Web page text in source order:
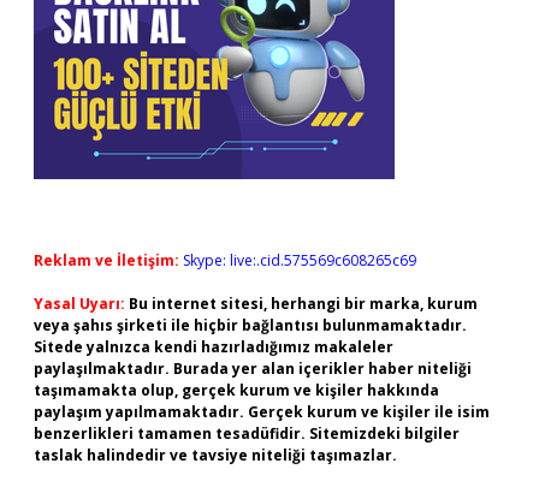
Reklam ve İletişim: Skype: live:.cid.575569c608265c69
Yasal Uyarı: Bu internet sitesi, herhangi bir marka, kurum
veya şahıs şirketi ile hiçbir bağlantısı bulunmamaktadır.
Sitede yalnızca kendi hazırladığımız makaleler
paylaşılmaktadır. Burada yer alan içerikler haber niteliği
taşımamakta olup, gerçek kurum ve kişiler hakkında
paylaşım yapılmamaktadır. Gerçek kurum ve kişiler ile isim
benzerlikleri tamamen tesadüfidir. Sitemizdeki bilgiler
taslak halindedir ve tavsiye niteliği taşımazlar.